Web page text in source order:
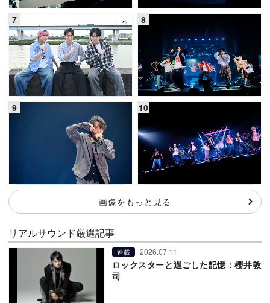
画像をもっと見る
リアルサウンド厳選記事
連載 2026.07.11
ロックスターと過ごした記憶：櫻井敦
司